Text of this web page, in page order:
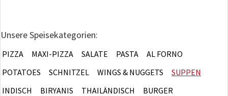
Unsere Speisekategorien:
PIZZA MAXI-PIZZA SALATE PASTA
AL FORNO
POTATOES
SCHNITZEL WINGS & NUGGETS
SUPPEN
INDISCH
BIRYANIS THAILÄNDISCH
BURGER